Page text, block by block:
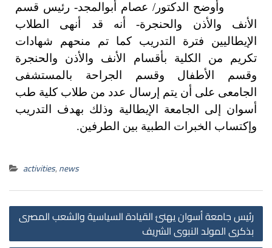
وأوضح الدكتور/ عصام أبوالمجد- رئيس قسم
الأنف والأذن والحنجرة- أنه قد أنهى الطلاب
الإيطاليين فترة التدريب كما تم منحهم شهادات
تكريم من الكلية بأقسام الأنف والأذن والحنجرة
وقسم الأطفال وقسم الجراحة بالمستشفى
الجامعى على أن يتم إرسال عدد من طلاب كلية طب
أسوان إلى الجامعة الإيطالية وذلك بهدف التدريب
وإكتساب الخبرات الطبية بين الطرفين.
activities,news
رئيس جامعة أسوان يهنئ القيادة السياسية والشعب المصرى
بذكرى المولد النبوى الشريف